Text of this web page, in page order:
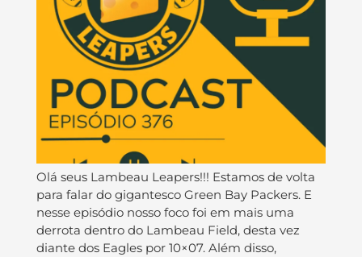
Olá seus Lambeau Leapers!!! Estamos de volta
para falar do gigantesco Green Bay Packers. E
nesse episódio nosso foco foi em mais uma
derrota dentro do Lambeau Field, desta vez
diante dos Eagles por 10×07. Além disso,